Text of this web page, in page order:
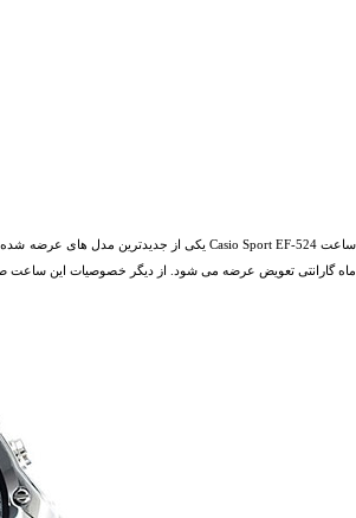
ماه گارانتی تعویض عرضه می شود. از دیگر خصوصیات این